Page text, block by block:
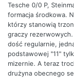
Tesche 0/0 P,
formacja środkowa.
którzy stanowią
graczy
dość regularnie,
podstawowej "11"
mizernie. A teraz
drużyna obecnego